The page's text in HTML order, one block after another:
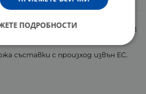
магнезиев стеарат, калиев
съставки с произход извън EC.
ПОДРОБНОСТИ